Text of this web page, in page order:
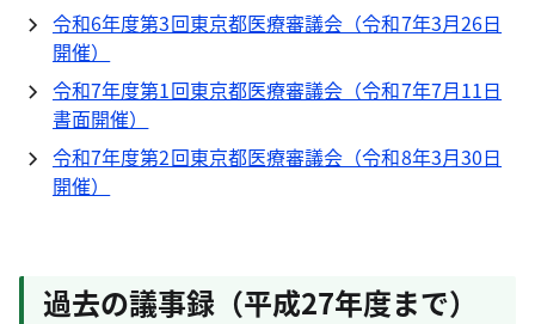
令和6年度第3回東京都医療審議会（令和7年3月26日
開催）
令和7年度第1回東京都医療審議会（令和7年7月11日
書面開催）
令和7年度第2回東京都医療審議会（令和8年3月30日
開催）
過去の議事録（平成27年度まで）